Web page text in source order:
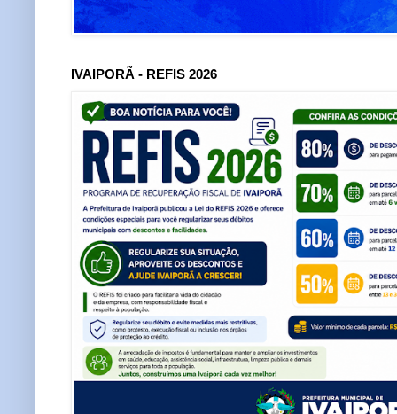
IVAIPORÃ - REFIS 2026